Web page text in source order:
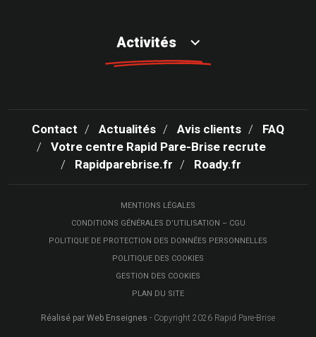
Activités
Contact Actualités Avis clients
FAQ
Votre centre Rapid Pare-Brise recrute
Rapidparebrise.fr
Roady.fr
MENTIONS LÉGALES
CONDITIONS GÉNÉRALES D’UTILISATION – CGU
POLITIQUE DE PROTECTION DES DONNÉES PERSONNELLES
POLITIQUE DES COOKIES
GESTION DES COOKIES
PLAN DU SITE
Réalisé par Web Enseignes - Copyright 2026 Rapid Pare-Brise